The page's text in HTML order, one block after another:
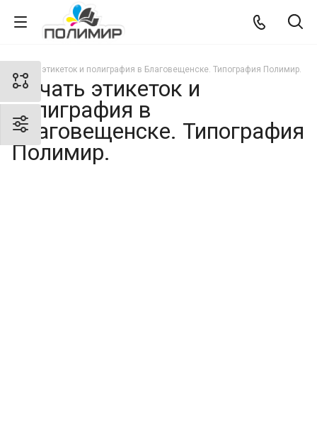
Печать этикеток и полиграфия в Благовещенске. Типография Полимир.
Печать этикеток и
полиграфия в
Благовещенске. Типография
Полимир.